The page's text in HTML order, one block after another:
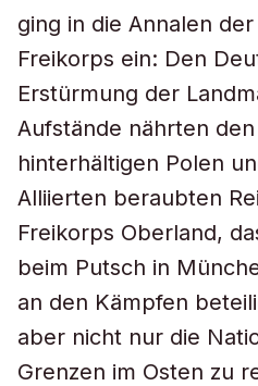
ging in die Annalen
Freikorps ein: Den
Erstürmung der
Aufstände nährten
hinterhältigen Polen
Alliierten beraubten
Freikorps Oberland,
beim Putsch in
an den Kämpfen
aber nicht nur die
Grenzen im Osten zu